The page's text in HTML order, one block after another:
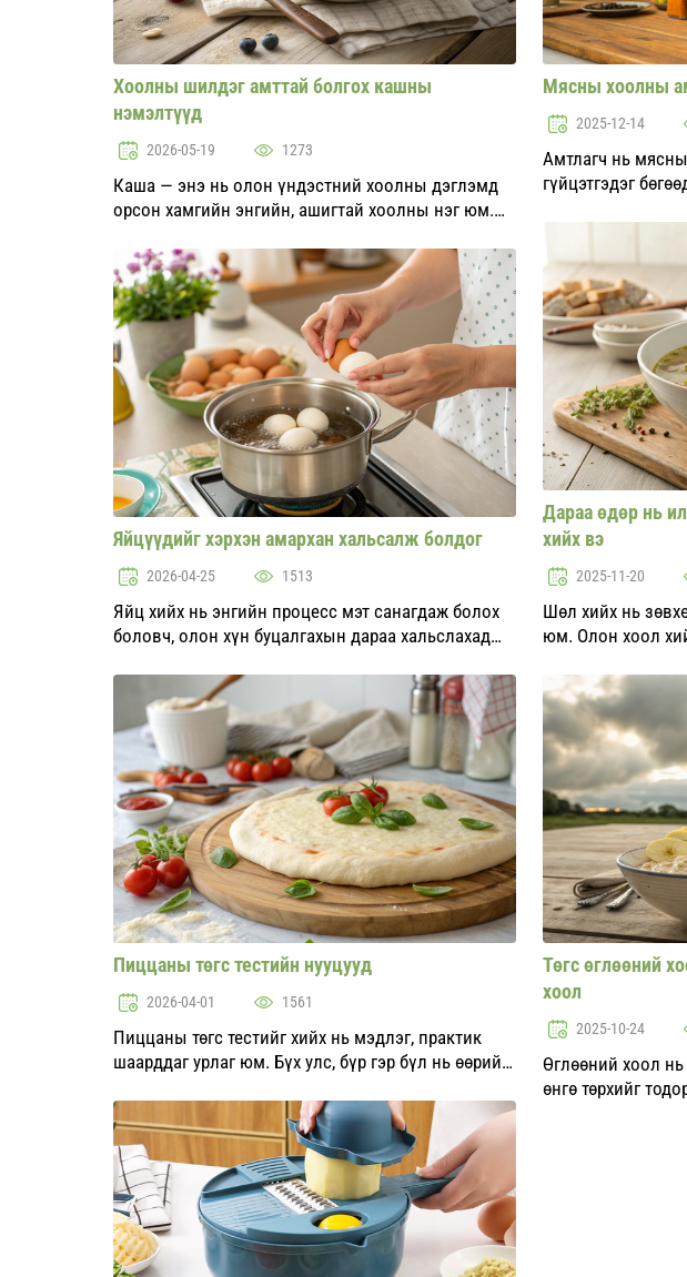
Хоолны шилдэг амттай болгох кашны
нэмэлтүүд
2026-05-19 1273
Каша — энэ нь олон үндэстний хоолны дэглэмд
орсон хамгийн энгийн, ашигтай хоолны нэг юм.
болох боломжтой. Кашыг жинхэнэ хоолны
шилдэг бүтээл болгохын т...
Яйцүүдийг хэрхэн амархан хальсалж болдог
2026-04-25 1513
Яйц хийх нь энгийн процесс мэт санагдаж болох
боловч, олон хүн буцалгахын дараа хальслахад
хамгийн туршлагатай тогоочдыг ч сэтгэл дундуур
үлдээж болзошгүй...
Пиццаны төгс тестийн нууцууд
2026-04-01 1561
Пиццаны төгс тестийг хийх нь мэдлэг, практик
шаарддаг урлаг юм. Бүх улс, бүр гэр бүл нь өөрийн
дамжиж ирдэг. Энэ нийтлэлд бид пиццаны
тестийг үүсгэхэд туслах г...
Мясны хоолны
2025-12-14
Амтлагч нь
гүйцэтгэдэг
чадвартай
хүндхэн даалга...
Дараа өдөр нь
хийх вэ
2025-11-20
Шөл хийх нь
юм. Олон хоол
цаг хугацаа нь
бүтээл болгож х...
Төгс өглөөний
хоол
2025-10-24
Өглөөний хоол
өнгө төрхийг